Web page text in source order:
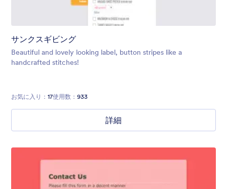
サンクスギビング
Beautiful and lovely looking label, button stripes like a
handcrafted stitches!
お気に入り： 17使用数： 933
詳細